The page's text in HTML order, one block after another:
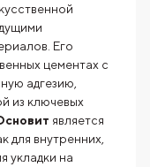
Его
цементах с
адгезию,
из ключевых
является
для внутренних,
укладки на